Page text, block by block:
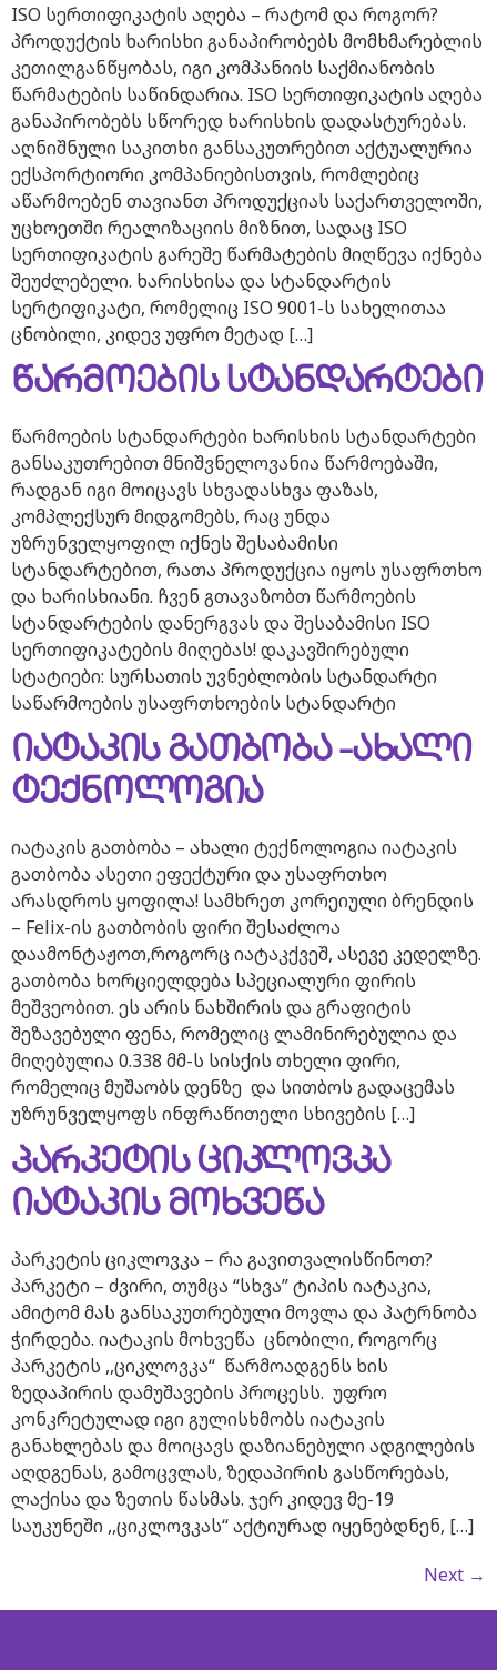
ISO სერთიფიკატის აღება – რატომ და როგორ?
პროდუქტის ხარისხი განაპირობებს მომხმარებლის
კეთილგანწყობას, იგი კომპანიის საქმიანობის
წარმატების საწინდარია. ISO სერთიფიკატის აღება
განაპირობებს სწორედ ხარისხის დადასტურებას.
აღნიშნული საკითხი განსაკუთრებით აქტუალურია
ექსპორტიორი კომპანიებისთვის, რომლებიც
აწარმოებენ თავიანთ პროდუქციას საქართველოში,
უცხოეთში რეალიზაციის მიზნით, სადაც ISO
სერთიფიკატის გარეშე წარმატების მიღწევა იქნება
შეუძლებელი. ხარისხისა და სტანდარტის
სერტიფიკატი, რომელიც ISO 9001-ს სახელითაა
ცნობილი, კიდევ უფრო მეტად […]
წარმოების სტანდარტები
წარმოების სტანდარტები ხარისხის სტანდარტები
განსაკუთრებით მნიშვნელოვანია წარმოებაში,
რადგან იგი მოიცავს სხვადასხვა ფაზას,
კომპლექსურ მიდგომებს, რაც უნდა
უზრუნველყოფილ იქნეს შესაბამისი
სტანდარტებით, რათა პროდუქცია იყოს უსაფრთხო
და ხარისხიანი. ჩვენ გთავაზობთ წარმოების
სტანდარტების დანერგვას და შესაბამისი ISO
სერთიფიკატების მიღებას! დაკავშირებული
სტატიები: სურსათის უვნებლობის სტანდარტი
საწარმოების უსაფრთხოების სტანდარტი
იატაკის გათბობა -ახალი
ტექნოლოგია
იატაკის გათბობა – ახალი ტექნოლოგია იატაკის
გათბობა ასეთი ეფექტური და უსაფრთხო
არასდროს ყოფილა! სამხრეთ კორეიული ბრენდის
– Felix-ის გათბობის ფირი შესაძლოა
დაამონტაჟოთ,როგორც იატაკქვეშ, ასევე კედელზე.
გათბობა ხორციელდება სპეციალური ფირის
მეშვეობით. ეს არის ნახშირის და გრაფიტის
შეზავებული ფენა, რომელიც ლამინირებულია და
მიღებულია 0.338 მმ-ს სისქის თხელი ფირი,
რომელიც მუშაობს დენზე და სითბოს გადაცემას
უზრუნველყოფს ინფრაწითელი სხივების […]
პარკეტის ციკლოვკა
იატაკის მოხვეწა
პარკეტის ციკლოვკა – რა გავითვალისწინოთ?
პარკეტი – ძვირი, თუმცა “სხვა” ტიპის იატაკია,
ამიტომ მას განსაკუთრებული მოვლა და პატრნობა
ჭირდება. იატაკის მოხვეწა ცნობილი, როგორც
პარკეტის ,,ციკლოვკა“ წარმოადგენს ხის
ზედაპირის დამუშავების პროცესს. უფრო
კონკრეტულად იგი გულისხმობს იატაკის
განახლებას და მოიცავს დაზიანებული ადგილების
აღდგენას, გამოცვლას, ზედაპირის გასწორებას,
ლაქისა და ზეთის წასმას. ჯერ კიდევ მე-19
საუკუნეში ,,ციკლოვკას“ აქტიურად იყენებდნენ, […]
Next →